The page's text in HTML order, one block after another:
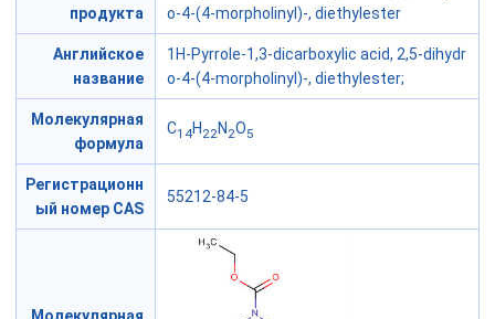
продукта
o-4-(4-morpholinyl)-, diethylester
Английское
название
1H-Pyrrole-1,3-dicarboxylic acid, 2,5-dihydr
o-4-(4-morpholinyl)-, diethylester;
Молекулярная
формула
C14H 22N 2O5
Регистрационн
ый номер CAS
55212-84-5